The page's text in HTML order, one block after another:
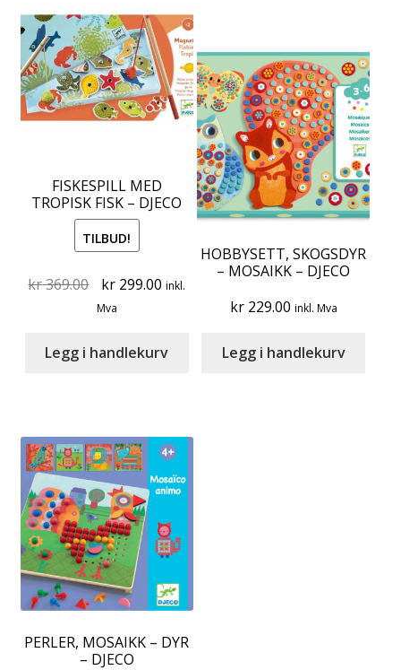
FISKESPILL MED
TROPISK FISK – DJECO
TILBUD!
kr369.00
Original
price
kr 369.00.
kr 299.00 Current
kr 299.00.
inkl.
Mva
Legg i handlekurv
HOBBYSETT, SKOGSDYR
– MOSAIKK – DJECO
kr229.00 inkl. Mva
Legg i handlekurv
PERLER, MOSAIKK – DYR
– DJECO